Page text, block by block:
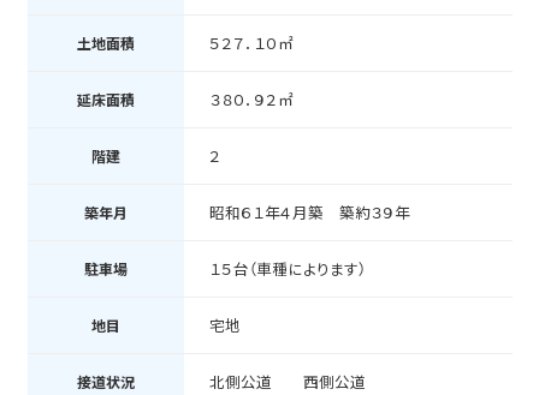
マンション
事業用・駐車場
土地面積 ５２７．１０㎡
延床面積 ３８０．９２㎡
階建 ２
築年月 昭和６１年４月築 築約３９年
駐車場 １５台（車種によります）
地目 宅地
接道状況 北側公道 西側公道